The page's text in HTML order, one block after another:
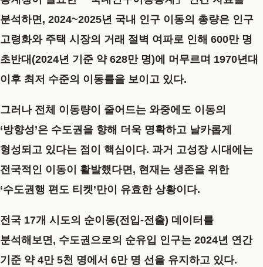
분석하면, 2024~2025년 국내 인구 이동의 총량은 인구
고령화와 주택 시장의 거래 절벽 여파로 인해 600만 명
초반대(2024년 기준 약 628만 명)에 머무르며 1970년대
이후 최저 수준의 이동률을 보이고 있다.
그러나 전체 이동량이 줄어드는 와중에도 이동의
‘방향성’은 수도권을 향해 더욱 명확하고 날카롭게
형성되고 있다는 점이 핵심이다. 과거 고성장 시대에는
전국적인 이동이 활발했다면, 현재는 생존을 위한
‘수도권행 편도 티켓’만이 유효한 상황이다.
전국 17개 시도의 순이동(전입-전출) 데이터를
분석해보면, 수도권으로의 순유입 인구는 2024년 연간
기준 약 4만 5천 명에서 6만 명 선을 유지하고 있다.